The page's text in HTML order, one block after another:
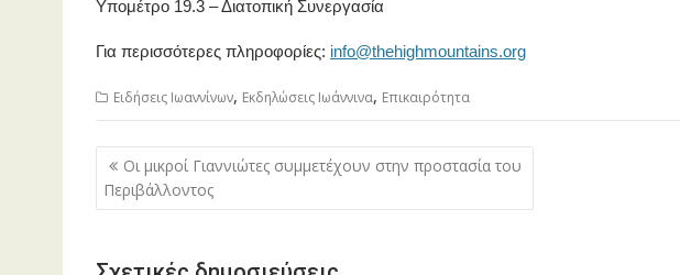
Υπομέτρο 19.3 – Διατοπική Συνεργασία
Για περισσότερες πληροφορίες: info@thehighmountains.org
Ειδήσεις Ιωαννίνων, Εκδηλώσεις Ιωάννινα, Επικαιρότητα
Πλοήγηση
άρθρων
Οι μικροί Γιαννιώτες συμμετέχουν στην προστασία του
Περιβάλλοντος